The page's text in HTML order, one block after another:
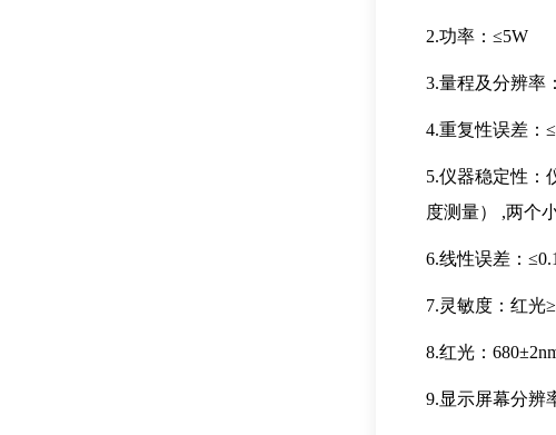
2.功率：≤5W
3.量程及分辨率
4.重复性误差：
5.仪器稳定性：
度测量） ,两个
6.线性误差：
7.灵敏度：红光
8.红光：
9.显示屏幕分辨